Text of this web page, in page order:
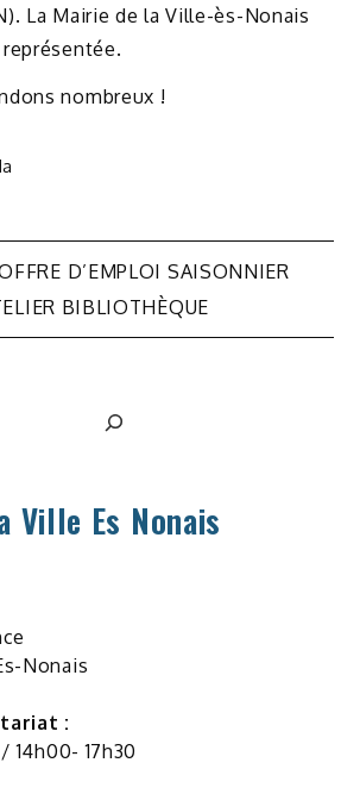
La Mairie de la Ville-ès-Nonais
nombreux !
D’EMPLOI SAISONNIER
BIBLIOTHÈQUE
Ville Es Nonais
Nonais
:
14h00- 17h30